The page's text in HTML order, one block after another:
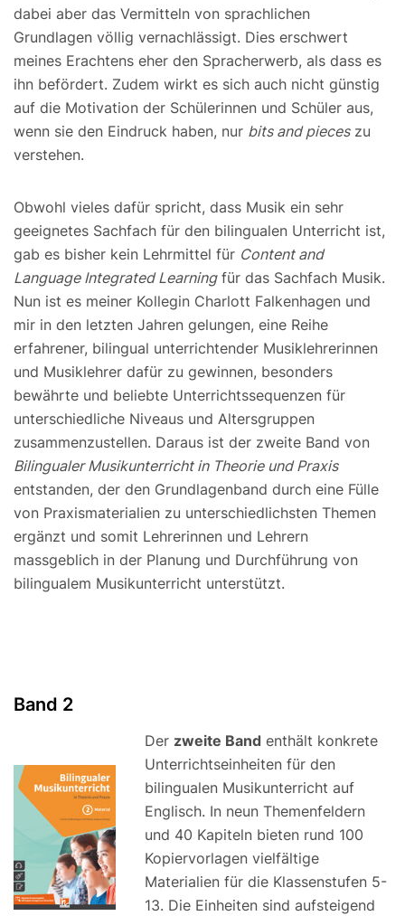
dabei aber das Vermitteln von sprachlichen
Grundlagen völlig vernachlässigt. Dies erschwert
meines Erachtens eher den Spracherwerb, als dass es
ihn befördert. Zudem wirkt es sich auch nicht günstig
auf die Motivation der Schülerinnen und Schüler aus,
wenn sie den Eindruck haben, nur bits and pieceszu
verstehen.
Obwohl vieles dafür spricht, dass Musik ein sehr
geeignetes Sachfach für den bilingualen Unterricht ist,
gab es bisher kein Lehrmittel für Content and
Language Integrated Learningfür das Sachfach Musik.
Nun ist es meiner Kollegin Charlott Falkenhagen und
mir in den letzten Jahren gelungen, eine Reihe
erfahrener, bilingual unterrichtender Musiklehrerinnen
und Musiklehrer dafür zu gewinnen, besonders
bewährte und beliebte Unterrichtssequenzen für
unterschiedliche Niveaus und Altersgruppen
zusammenzustellen. Daraus ist der zweite Band von
Bilingualer Musikunterricht in Theorie und Praxis
entstanden, der den Grundlagenband durch eine Fülle
von Praxismaterialien zu unterschiedlichsten Themen
ergänzt und somit Lehrerinnen und Lehrern
massgeblich in der Planung und Durchführung von
bilingualem Musikunterricht unterstützt.
Band 2
Der zweite Band enthält konkrete
Unterrichtseinheiten für den
bilingualen Musikunterricht auf
Englisch. In neun Themenfeldern
und 40 Kapiteln bieten rund 100
Kopiervorlagen vielfältige
Materialien für die Klassenstufen 5-
13. Die Einheiten sind aufsteigend